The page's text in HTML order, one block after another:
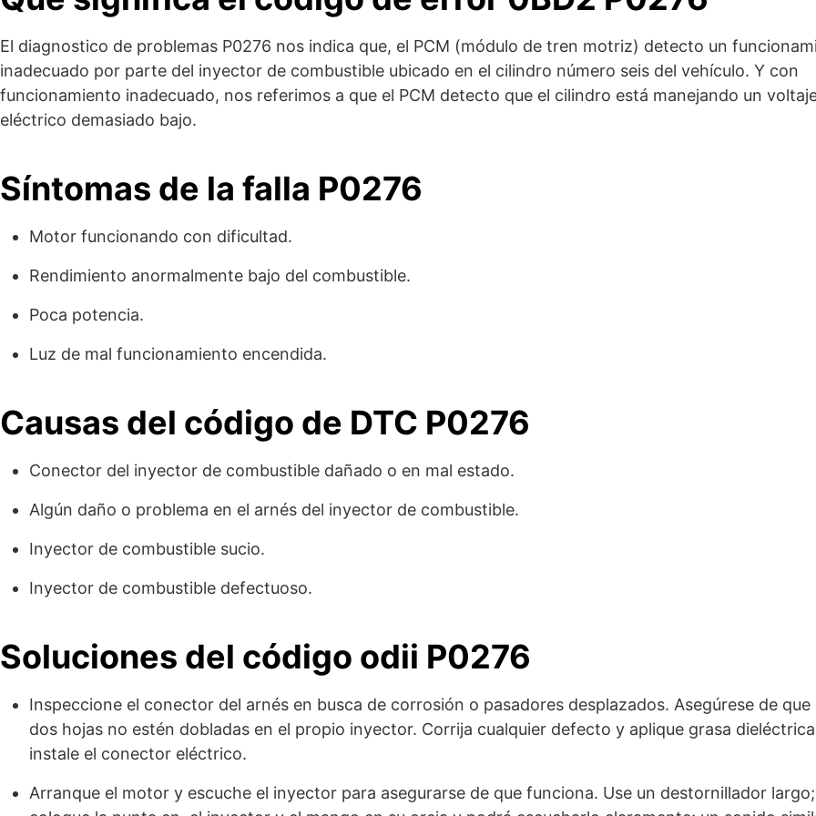
El diagnostico de problemas P0276 nos indica que, el PCM (módulo de tren motriz) detecto un
inadecuado por parte del inyector de combustible ubicado en el cilindro número seis del vehículo. Y con
funcionamiento inadecuado, nos referimos a que el PCM detecto que el cilindro está manejando un
eléctrico demasiado bajo.
Síntomas de la falla P0276
Motor funcionando con dificultad.
Rendimiento anormalmente bajo del combustible.
Poca potencia.
Luz de mal funcionamiento encendida.
Causas del código de DTC P0276
Conector del inyector de combustible dañado o en mal estado.
Algún daño o problema en el arnés del inyector de combustible.
Inyector de combustible sucio.
Inyector de combustible defectuoso.
Soluciones del código odii P0276
Inspeccione el conector del arnés en busca de corrosión o pasadores desplazados. Asegúrese de que
dos hojas no estén dobladas en el propio inyector. Corrija cualquier defecto y aplique grasa
instale el conector eléctrico.
Arranque el motor y escuche el inyector para asegurarse de que funciona. Use un destornillador largo;